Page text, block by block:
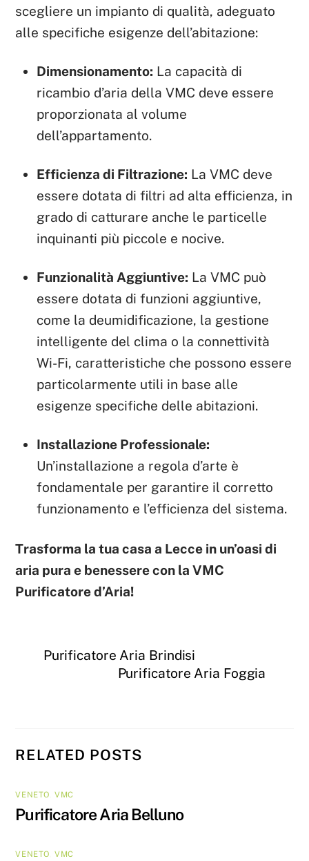
scegliere un impianto di qualità, adeguato
alle specifiche esigenze dell’abitazione:
Dimensionamento: La capacità di
ricambio d’aria della VMC deve essere
proporzionata al volume
dell’appartamento.
Efficienza di Filtrazione: La VMC deve
essere dotata di filtri ad alta efficienza, in
grado di catturare anche le particelle
inquinanti più piccole e nocive.
Funzionalità Aggiuntive: La VMC può
essere dotata di funzioni aggiuntive,
come la deumidificazione, la gestione
intelligente del clima o la connettività
Wi-Fi, caratteristiche che possono essere
particolarmente utili in base alle
esigenze specifiche delle abitazioni.
Installazione Professionale:
Un’installazione a regola d’arte è
fondamentale per garantire il corretto
funzionamento e l’efficienza del sistema.
Trasforma la tua casa a Lecce in un’oasi di
aria pura e benessere con la VMC
Purificatore d’Aria!
Purificatore Aria Brindisi
Purificatore Aria Foggia
RELATED POSTS
VENETO ,VMC
Purificatore Aria Belluno
VENETO ,VMC